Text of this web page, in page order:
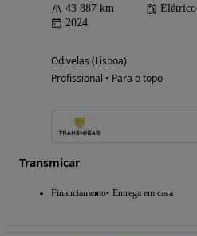
43 887 km Elétrico
2024
Odivelas (Lisboa)
Profissional • Para o topo
Transmicar
Financiamento Entrega em casa